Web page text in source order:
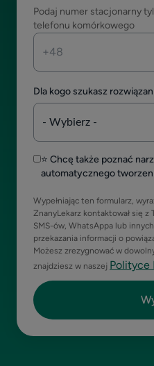
Podaj numer stacjonarny
telefonu komórkowego
Dla kogo szukasz
⭐ Chcę także poznać
automatycznego
Wypełniając ten formularz,
ZnanyLekarz kontaktował się z
SMS-ów, WhatsAppa lub
przekazania informacji o
Możesz zrezygnować w
znajdziesz w naszej Polityce